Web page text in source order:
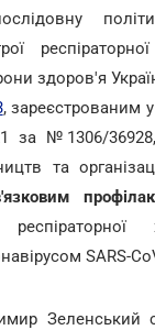
здоров'я
, зареєстрованим у
за №1306/
та
SARS-
Зеленський